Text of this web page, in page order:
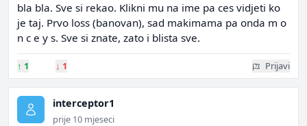
bla bla. Sve si rekao. Klikni mu na ime pa ces vidjeti ko
je taj. Prvo loss (banovan), sad makimama pa onda m o
n c e y s. Sve si znate, zato i blista sve.
↑ 1 ↓ 1 Prijavi
interceptor1
prije 10 mjeseci